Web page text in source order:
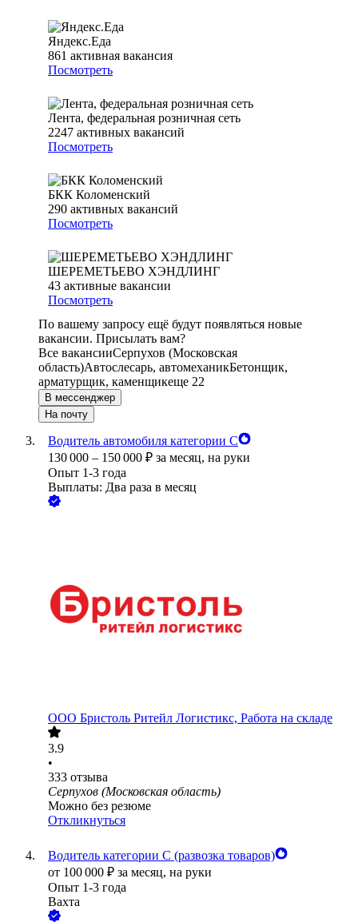
Яндекс.Еда
861 активная вакансия
Посмотреть
Лента, федеральная розничная сеть
2247 активных вакансий
Посмотреть
БКК Коломенский
290 активных вакансий
Посмотреть
ШЕРЕМЕТЬЕВО ХЭНДЛИНГ
43 активные вакансии
Посмотреть
По вашему запросу ещё будут появляться новые
вакансии. Присылать вам?
Все вакансииСерпухов (Московская
область)Автослесарь, автомеханикБетонщик,
арматурщик, каменщикеще 22
В мессенджер
На почту
Водитель автомобиля категории С
130 000 – 150 000 ₽ за месяц, на руки
Опыт 1-3 года
Выплаты: Два раза в месяц
ООО Бристоль Ритейл Логистикс, Работа на складе
3.9
•
333 отзыва
Серпухов (Московская область)
Можно без резюме
Откликнуться
Водитель категории С (развозка товаров)
от 100 000 ₽ за месяц, на руки
Опыт 1-3 года
Вахта